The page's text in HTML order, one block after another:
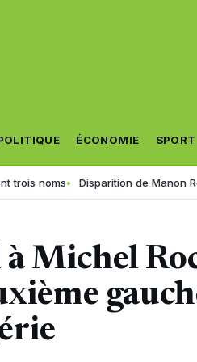
ÉCONOMIE SPORT
Disparition de Manon
Michel